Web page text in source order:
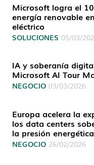
Microsoft logra el
energía renovable
eléctrico
SOLUCIONES 05/03/
IA y soberanía
Microsoft AI Tour
NEGOCIO 03/03/2026
Europa acelera la
los data centers
la presión
NEGOCIO 26/02/2026